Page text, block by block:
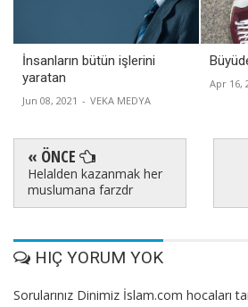
İnsanların bütün işlerini
yaratan
Jun 08, 2021 - VEKA MEDYA
Apr 16,
« ÖNCE
Helalden kazanmak her
muslumana farzdr
HIÇ YORUM YOK
Sorularınız Dinimiz İslam.com hocaları